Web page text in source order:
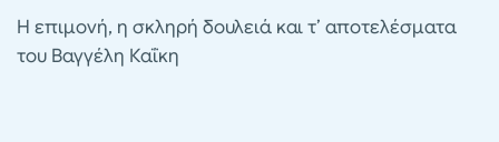
Η επιμονή, η σκληρή δουλειά και τ’ αποτελέσματα
του Βαγγέλη Καΐκη